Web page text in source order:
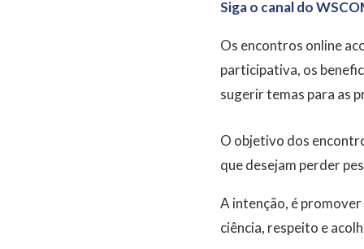
Siga o canal do
Os encontros online
participativa, os
sugerir temas para as
O objetivo dos
que desejam perder
A intenção, é
ciência, respeito e